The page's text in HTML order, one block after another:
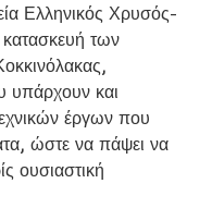
Ελληνικός Χρυσός-
των
υπάρχουν και
έργων που
ώστε να πάψει να
ουσιαστική